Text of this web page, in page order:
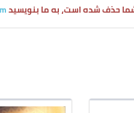
حذف شده است، به ما بنویسید